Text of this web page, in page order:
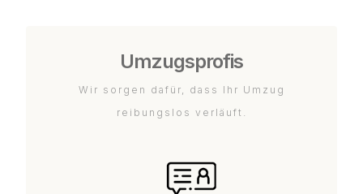
Umzugsprofis
Wir sorgen dafür, dass Ihr Umzug
reibungslos verläuft.